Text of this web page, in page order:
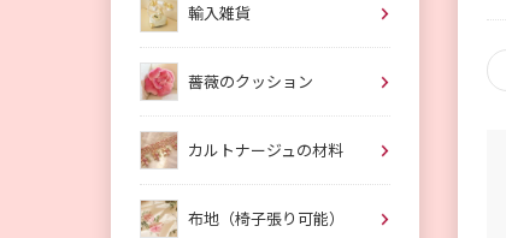
輸入雑貨
薔薇のクッション
カルトナージュの材料
布地（椅子張り可能）